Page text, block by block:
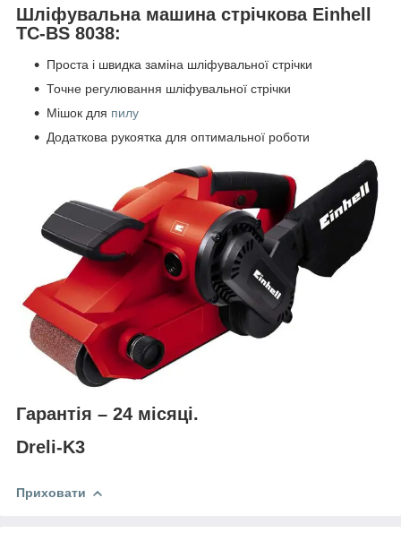
Шліфувальна машина стрічкова Einhell
TC-BS 8038:
Проста і швидка заміна шліфувальної стрічки
Точне регулювання шліфувальної стрічки
Мішок для пилу
Додаткова рукоятка для оптимальної роботи
Гарантія – 24 місяці.
Dreli-K3
Приховати